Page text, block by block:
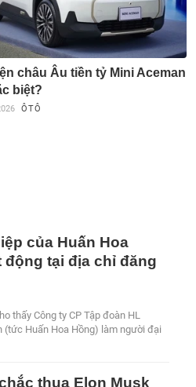
châu Âu tiền tỷ Mini Aceman
biệt?
ÔTÔ
của Huấn Hoa
tại địa chỉ đăng
thấy Công ty CP Tập đoàn HL
(tức Huấn Hoa Hồng) làm người đại
thua Elon Musk